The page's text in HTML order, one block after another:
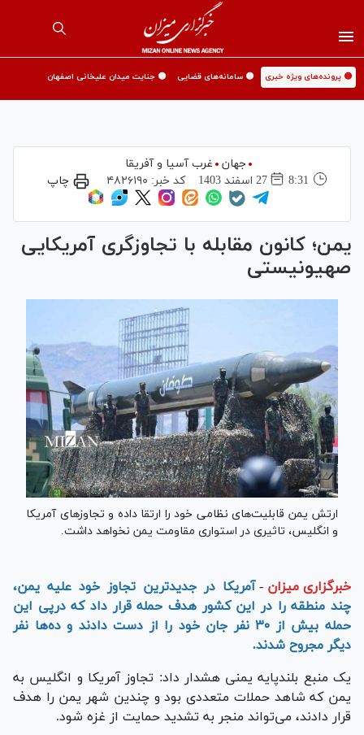
🟡 پرونده‌های ویژه خبری 🟡 سامانه‌های قضایی 🟡 جنایت میدان علیخانی اصفهان
جهان
غرب آسیا و آفریقا
8:31
27 اسفند 1403 کد خبر: ۴۸۲۶۱۹۰ چاپ
یمن؛ کانون مقابله با تجاوزگری آمریکایی
صهیونیستی
ارتش یمن قابلیت‌های نظامی خود را ارتقا داده و تجاوزهای آمریکا
و انگلیس، تاثیری در استواری مقاومت یمن نخواهد داشت.
خبرگزاری میزان - آمریکا در جدیدترین تجاوز خود علیه یمن،
چند منطقه را در این کشور هدف حمله قرار داد که درپی این
حمله بیش از ۳۰ نفر جان خود را از دست دادند و ده‌ها نفر
دیگر مجروح شدند.
یک منبع بلندپایه یمنی هشدار داد: تجاوز آمریکا و انگلیس به
یمن که شاهد حملات متعددی بود و چندین شهر یمن را هدف
قرار دادند، می‌تواند منجر به تشدید حمایت از غزه شود.